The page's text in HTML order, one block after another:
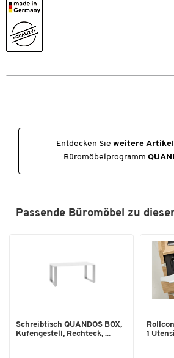
Entdecken Sie weitere Artikel
Büromöbelprogramm
Passende Büromöbel zu
Schreibtisch QUANDOS BOX,
Kufengestell, Rechteck, ...
1